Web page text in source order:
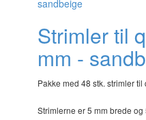
Strimler til
mm -
Pakke med 48 stk. strimler til
Strimlerne er 5 mm brede